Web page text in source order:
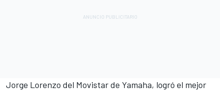
Jorge Lorenzo del Movistar de Yamaha, logró el mejor